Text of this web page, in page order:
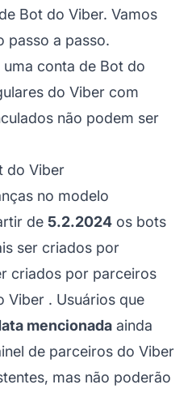
Bot do Viber. Vamos
passo a passo.
conta de Bot do
do Viber com
não podem ser
do Viber
no modelo
de 5.2.2024 os bots
ser criados por
criados por parceiros
Viber . Usuários que
mencionada ainda
de parceiros do Viber
mas não poderão